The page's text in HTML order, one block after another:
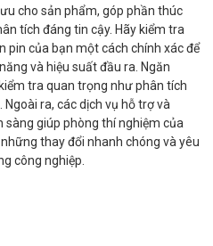
cho sản phẩm, góp phần thúc
tích đáng tin cậy. Hãy kiểm tra
pin của bạn một cách chính xác để
và hiệu suất đầu ra. Ngăn
tra quan trọng như phân tích
ra, các dịch vụ hỗ trợ và
sàng giúp phòng thí nghiệm của
thay đổi nhanh chóng và yêu
công nghiệp.